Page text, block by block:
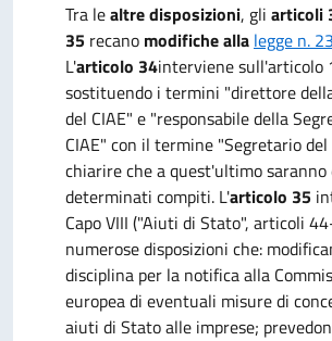
Tra lealtre disposizioni, gli articoli
35 recano modifiche alla legge n.
L'articolo 34interviene sull'articolo
sostituendo i termini "direttore
del CIAE" e "responsabile della
CIAE" con il termine "Segretario del
chiarire che a quest'ultimo saranno
determinati compiti. L'articolo 35
Capo VIII ("Aiuti di Stato", articoli
numerose disposizioni che:
disciplina per la notifica alla
europea di eventuali misure di
aiuti di Stato alle imprese;